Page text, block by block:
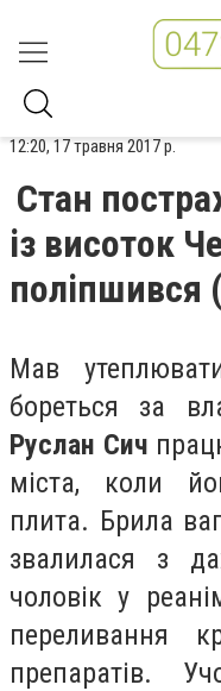
12:20, 17 травня 2017 р.
Стан
із висоток
поліпшився
Мав
бореться за
Руслан Сич
міста, коли
плита. Брила
звалилася з
чоловік у
переливання
препаратів.